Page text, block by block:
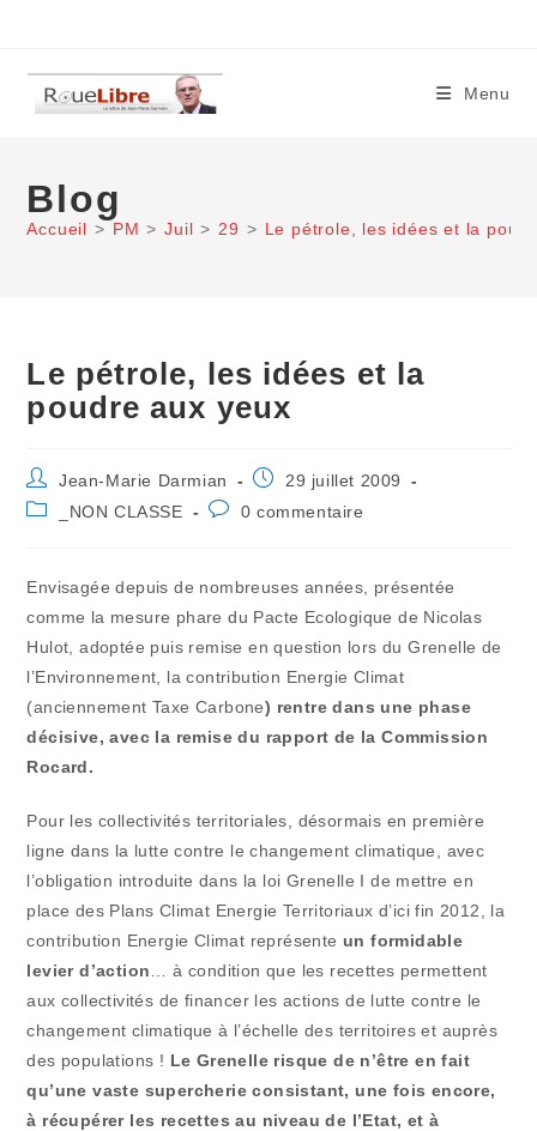
content
Menu
Blog
Accueil > PM > Juil > 29 > Le pétrole, les idées et la
Le pétrole, les idées et la
poudre aux yeux
Auteur/autrice
de
la
Jean-Marie Darmian
Publication
29 juillet 2009
Post
_NON CLASSE
Commentaires
0 commentaire
Envisagée depuis de nombreuses années, présentée
comme la mesure phare du Pacte Ecologique de Nicolas
Hulot, adoptée puis remise en question lors du Grenelle de
l’Environnement, la contribution Energie Climat
(anciennement Taxe Carbone) rentre dans une phase
décisive, avec la remise du rapport de la Commission
Rocard.
Pour les collectivités territoriales, désormais en première
ligne dans la lutte contre le changement climatique, avec
l’obligation introduite dans la loi Grenelle I de mettre en
place des Plans Climat Energie Territoriaux d’ici fin 2012, la
contribution Energie Climat représente un formidable
levier d’action … à condition que les recettes permettent
aux collectivités de financer les actions de lutte contre le
changement climatique à l’échelle des territoires et auprès
des populations ! Le Grenelle risque de n’être en fait
qu’une vaste supercherie consistant, une fois encore,
à récupérer les recettes au niveau de l’Etat, et à